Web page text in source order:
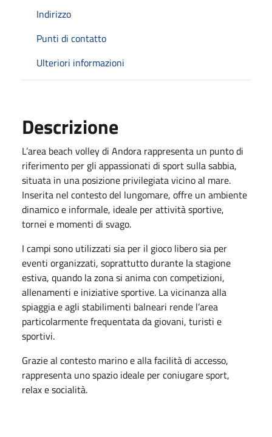
Indirizzo
Punti di contatto
Ulteriori informazioni
Descrizione
L’area beach volley di Andora rappresenta un punto di
riferimento per gli appassionati di sport sulla sabbia,
situata in una posizione privilegiata vicino al mare.
Inserita nel contesto del lungomare, offre un ambiente
dinamico e informale, ideale per attività sportive,
tornei e momenti di svago.
I campi sono utilizzati sia per il gioco libero sia per
eventi organizzati, soprattutto durante la stagione
estiva, quando la zona si anima con competizioni,
allenamenti e iniziative sportive. La vicinanza alla
spiaggia e agli stabilimenti balneari rende l’area
particolarmente frequentata da giovani, turisti e
sportivi.
Grazie al contesto marino e alla facilità di accesso,
rappresenta uno spazio ideale per coniugare sport,
relax e socialità.